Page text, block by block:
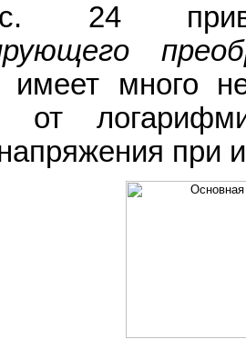
24
имеет много
от
при